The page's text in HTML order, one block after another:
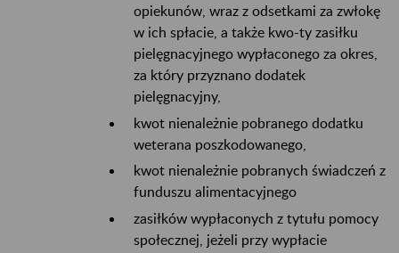
opiekunów, wraz z odsetkami za zwłokę
w ich spłacie, a także kwo-ty zasiłku
pielęgnacyjnego wypłaconego za okres,
za który przyznano dodatek
pielęgnacyjny,
kwot nienależnie pobranego dodatku
weterana poszkodowanego,
kwot nienależnie pobranych świadczeń z
funduszu alimentacyjnego
zasiłków wypłaconych z tytułu pomocy
społecznej, jeżeli przy wypłacie